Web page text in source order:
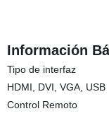
Información
Tipo de interfaz
HDMI, DVI, VGA, USB
Control Remoto